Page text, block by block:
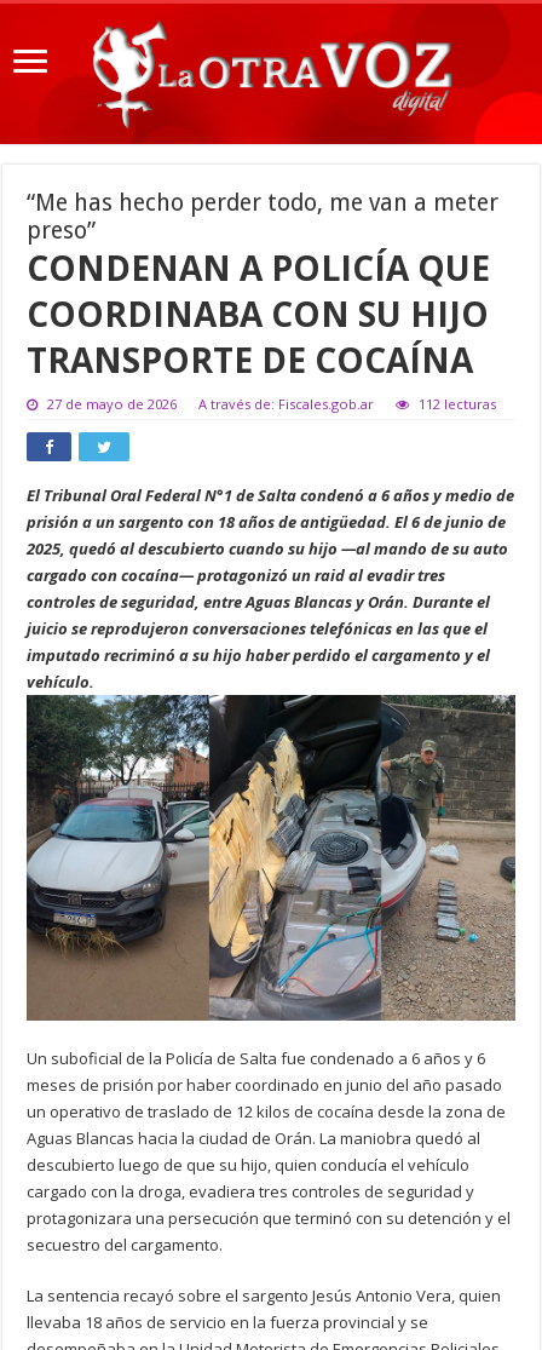
“Me has hecho perder todo, me van a meter
preso”
CONDENAN A POLICÍA QUE
COORDINABA CON SU HIJO
TRANSPORTE DE COCAÍNA
27 de mayo de 2026 A través de: Fiscales.gob.ar 112 lecturas
El Tribunal Oral Federal N°1 de Salta condenó a 6 años y medio de
prisión a un sargento con 18 años de antigüedad. El 6 de junio de
2025, quedó al descubierto cuando su hijo —al mando de su auto
cargado con cocaína— protagonizó un raid al evadir tres
controles de seguridad, entre Aguas Blancas y Orán. Durante el
juicio se reprodujeron conversaciones telefónicas en las que el
imputado recriminó a su hijo haber perdido el cargamento y el
vehículo.
Un suboficial de la Policía de Salta fue condenado a 6 años y 6
meses de prisión por haber coordinado en junio del año pasado
un operativo de traslado de 12 kilos de cocaína desde la zona de
Aguas Blancas hacia la ciudad de Orán. La maniobra quedó al
descubierto luego de que su hijo, quien conducía el vehículo
cargado con la droga, evadiera tres controles de seguridad y
protagonizara una persecución que terminó con su detención y el
secuestro del cargamento.
La sentencia recayó sobre el sargento Jesús Antonio Vera, quien
llevaba 18 años de servicio en la fuerza provincial y se